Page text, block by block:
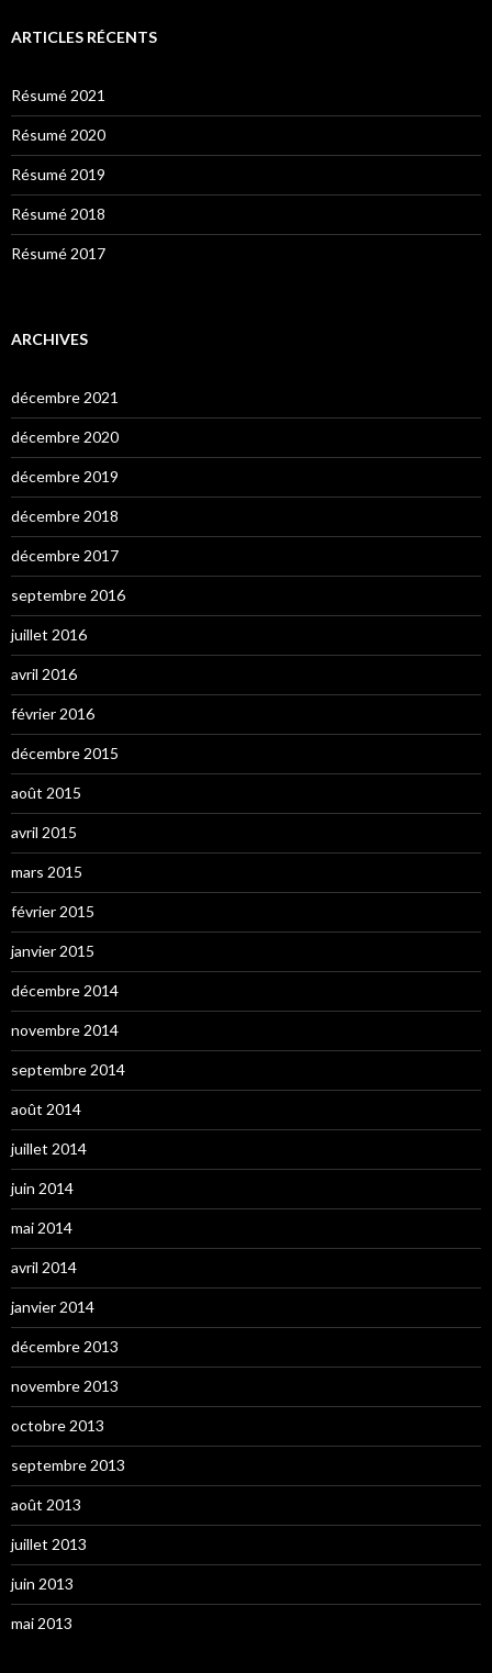
ARTICLES RÉCENTS
Résumé 2021
Résumé 2020
Résumé 2019
Résumé 2018
Résumé 2017
ARCHIVES
décembre 2021
décembre 2020
décembre 2019
décembre 2018
décembre 2017
septembre 2016
juillet 2016
avril 2016
février 2016
décembre 2015
août 2015
avril 2015
mars 2015
février 2015
janvier 2015
décembre 2014
novembre 2014
septembre 2014
août 2014
juillet 2014
juin 2014
mai 2014
avril 2014
janvier 2014
décembre 2013
novembre 2013
octobre 2013
septembre 2013
août 2013
juillet 2013
juin 2013
mai 2013